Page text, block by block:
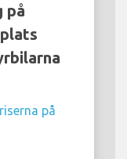
på
på